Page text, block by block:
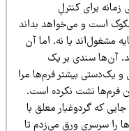
برای کنترلِ
و می‌خواهد بداند
یا نه. اما آن
سندی بر یک
بیشتر فرم‌ها مرا
نشت نکرده است.
گردوغبار معلق با
ورق می‌زدم تا